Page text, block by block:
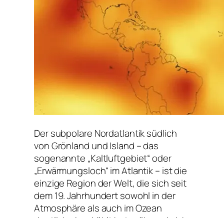
Der subpolare Nordatlantik südlich
von Grönland und Island – das
sogenannte „Kaltluftgebiet“ oder
„Erwärmungsloch“ im Atlantik – ist die
einzige Region der Welt, die sich seit
dem 19. Jahrhundert sowohl in der
Atmosphäre als auch im Ozean